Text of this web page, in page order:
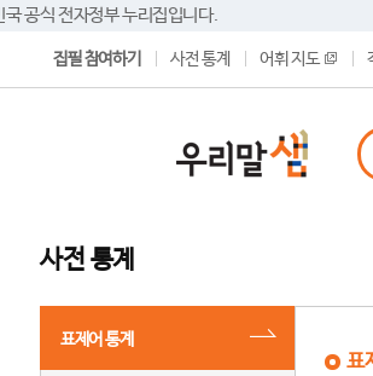
국 공식 전자정부 누리집입니다.
집필 참여하기 사전 통계 어휘 지도
사전 통계
표제어 통계
표